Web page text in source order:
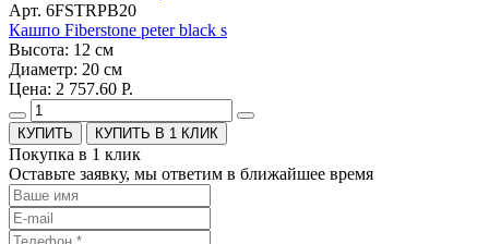
Арт. 6FSTRPB20
Кашпо Fiberstone peter black s
Высота: 12 см
Диаметр: 20 см
Цена: 2 757.60 Р.
КУПИТЬ В 1 КЛИК
Покупка в 1 клик
Оставьте заявку, мы ответим в ближайшее время